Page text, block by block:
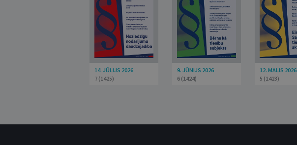
14. JŪLIJS 2026
7 (1425)
9. JŪNIJS 2026
6 (1424)
12. MAIJS 2026
5 (1423)